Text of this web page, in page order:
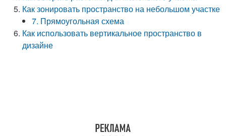
Как зонировать пространство на небольшом участке
7. Прямоугольная схема
Как использовать вертикальное пространство в
дизайне